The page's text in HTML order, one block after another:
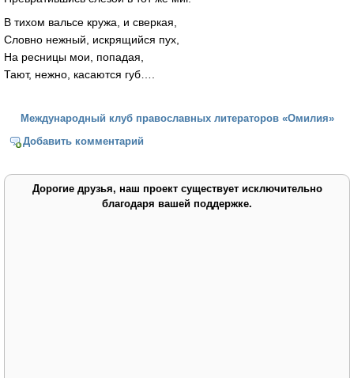
В тихом вальсе кружа, и сверкая,
Словно нежный, искрящийся пух,
На ресницы мои, попадая,
Тают, нежно, касаются губ….
Международный клуб православных литераторов «Омилия»
Добавить комментарий
Дорогие друзья, наш проект существует исключительно
благодаря вашей поддержке.